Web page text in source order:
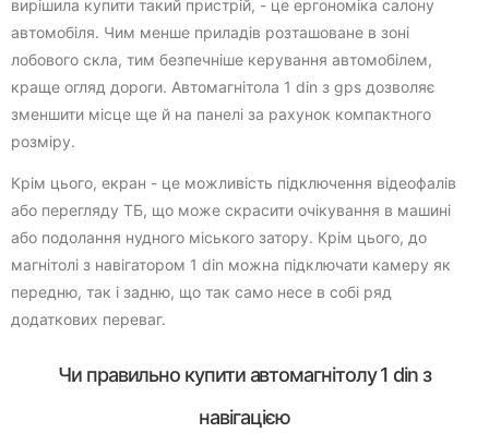
вирішила купити такий пристрій, - це ергономіка салону
автомобіля. Чим менше приладів розташоване в зоні
лобового скла, тим безпечніше керування автомобілем,
краще огляд дороги. Автомагнітола 1 din з gps дозволяє
зменшити місце ще й на панелі за рахунок компактного
розміру.
Крім цього, екран - це можливість підключення відеофалів
або перегляду ТБ, що може скрасити очікування в машині
або подолання нудного міського затору. Крім цього, до
магнітолі з навігатором 1 din можна підключати камеру як
передню, так і задню, що так само несе в собі ряд
додаткових переваг.
Чи правильно купити автомагнітолу 1 din з
навігацією